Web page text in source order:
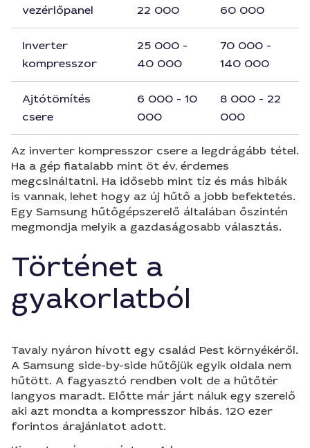
vezérlőpanel
22 000
60 000
Inverter
kompresszor
25 000 -
40 000
70 000 -
140 000
Ajtótömítés
csere
6 000 - 10
000
8 000 - 22
000
Az inverter kompresszor csere a legdrágább tétel.
Ha a gép fiatalabb mint öt év, érdemes
megcsináltatni. Ha idősebb mint tíz és más hibák
is vannak, lehet hogy az új hűtő a jobb befektetés.
Egy Samsung hűtőgépszerelő általában őszintén
megmondja melyik a gazdaságosabb választás.
Történet a
gyakorlatból
Tavaly nyáron hívott egy család Pest környékéről.
A Samsung side-by-side hűtőjük egyik oldala nem
hűtött. A fagyasztó rendben volt de a hűtőtér
langyos maradt. Előtte már járt náluk egy szerelő
aki azt mondta a kompresszor hibás. 120 ezer
forintos árajánlatot adott.